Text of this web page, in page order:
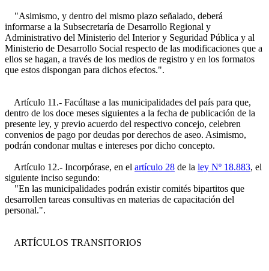
"Asimismo, y dentro del mismo plazo señalado, deberá
informarse a la Subsecretaría de Desarrollo Regional y
Administrativo del Ministerio del Interior y Seguridad Pública y al
Ministerio de Desarrollo Social respecto de las modificaciones que a
ellos se hagan, a través de los medios de registro y en los formatos
que estos dispongan para dichos efectos.".
Artículo 11.- Facúltase a las municipalidades del país para que,
dentro de los doce meses siguientes a la fecha de publicación de la
presente ley, y previo acuerdo del respectivo concejo, celebren
convenios de pago por deudas por derechos de aseo. Asimismo,
podrán condonar multas e intereses por dicho concepto.
Artículo 12.- Incorpórase, en el artículo 28 de la ley Nº 18.883, el
siguiente inciso segundo:
"En las municipalidades podrán existir comités bipartitos que
desarrollen tareas consultivas en materias de capacitación del
personal.".
ARTÍCULOS TRANSITORIOS